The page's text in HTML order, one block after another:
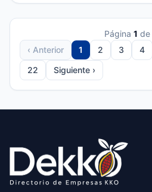
Página 1 de
‹ Anterior
1 2 3 4
22
Siguiente ›